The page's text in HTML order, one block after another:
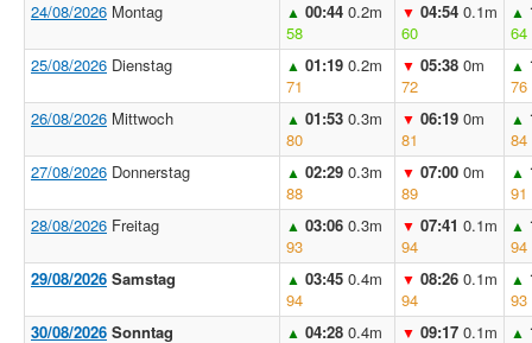
24/08/2026 Montag ▲ 00:44 0.2m
58
▼ 04:54 0.1m
60
▲
64
25/08/2026 Dienstag ▲ 01:19 0.2m
71
▼ 05:38 0m
72
▲
76
26/08/2026 Mittwoch ▲ 01:53 0.3m
80
▼ 06:19 0m
81
▲
84
27/08/2026 Donnerstag ▲ 02:29 0.3m
88
▼ 07:00 0m
89
▲
91
28/08/2026 Freitag ▲ 03:06 0.3m
93
▼ 07:41 0.1m
94
▲
94
29/08/2026 Samstag ▲ 03:45 0.4m
94
▼ 08:26 0.1m
94
▲
93
30/08/2026 Sonntag ▲ 04:28 0.4m
▼ 09:17 0.1m
▲